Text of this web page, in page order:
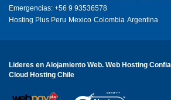
Emergencias: +56 9 93536578
Hosting Plus Peru Mexico Colombia Argentina
Lideres en Alojamiento Web. Web Hosting
Cloud Hosting Chile